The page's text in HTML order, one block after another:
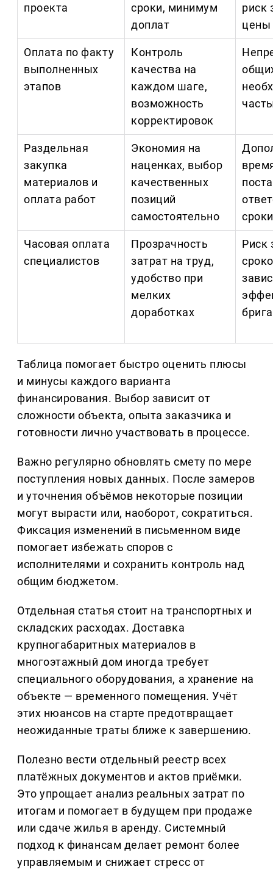
проекта
сроки, минимум
доплат
риск
цены
Оплата по факту
выполненных
этапов
Контроль
качества на
каждом шаге,
возможность
корректировок
Раздельная
закупка
материалов и
оплата работ
Экономия на
наценках, выбор
качественных
позиций
самостоятельно
Часовая оплата
специалистов
Прозрачность
затрат на труд,
удобство при
мелких
доработках
Риск
Таблица помогает быстро оценить плюсы
и минусы каждого варианта
финансирования. Выбор зависит от
сложности объекта, опыта заказчика и
готовности лично участвовать в процессе.
Важно регулярно обновлять смету по мере
поступления новых данных. После замеров
и уточнения объёмов некоторые позиции
могут вырасти или, наоборот, сократиться.
Фиксация изменений в письменном виде
помогает избежать споров с
исполнителями и сохранить контроль над
общим бюджетом.
Отдельная статья стоит на транспортных и
складских расходах. Доставка
крупногабаритных материалов в
многоэтажный дом иногда требует
специального оборудования, а хранение на
объекте — временного помещения. Учёт
этих нюансов на старте предотвращает
неожиданные траты ближе к завершению.
Полезно вести отдельный реестр всех
платёжных документов и актов приёмки.
Это упрощает анализ реальных затрат по
итогам и помогает в будущем при продаже
или сдаче жилья в аренду. Системный
подход к финансам делает ремонт более
управляемым и снижает стресс от